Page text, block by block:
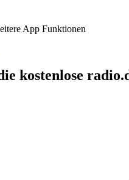
App Funktionen
kostenlose